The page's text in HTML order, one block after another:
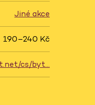
Jiné akce
190–240 Kč
cs/byt…